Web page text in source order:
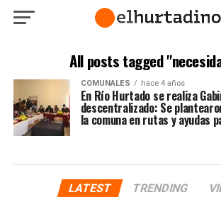
All posts tagged
COMUNALES hace 4 años
En Río Hurtado se realiza
descentralizado: Se
la comuna en rutas y ayudas
LATEST TRENDING